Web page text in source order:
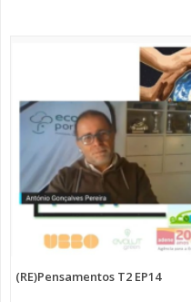
(RE)Pensamentos T2 EP14